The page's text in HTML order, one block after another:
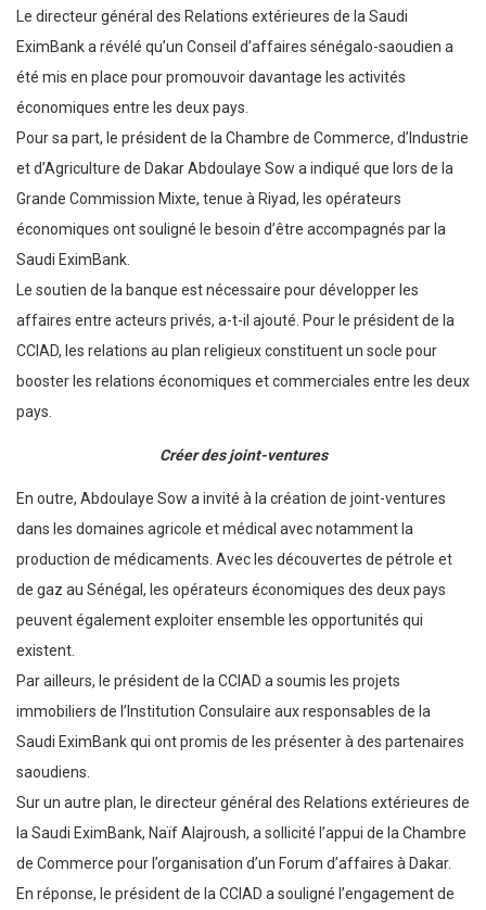
Le directeur général des Relations extérieures de la Saudi
EximBank a révélé qu’un Conseil d’affaires sénégalo-saoudien a
été mis en place pour promouvoir davantage les activités
économiques entre les deux pays.
Pour sa part, le président de la Chambre de Commerce, d’Industrie
et d’Agriculture de Dakar Abdoulaye Sow a indiqué que lors de la
Grande Commission Mixte, tenue à Riyad, les opérateurs
économiques ont souligné le besoin d’être accompagnés par la
Saudi EximBank.
Le soutien de la banque est nécessaire pour développer les
affaires entre acteurs privés, a-t-il ajouté. Pour le président de la
CCIAD, les relations au plan religieux constituent un socle pour
booster les relations économiques et commerciales entre les deux
pays.
Créer des joint-ventures
En outre, Abdoulaye Sow a invité à la création de joint-ventures
dans les domaines agricole et médical avec notamment la
production de médicaments. Avec les découvertes de pétrole et
de gaz au Sénégal, les opérateurs économiques des deux pays
peuvent également exploiter ensemble les opportunités qui
existent.
Par ailleurs, le président de la CCIAD a soumis les projets
immobiliers de l’Institution Consulaire aux responsables de la
Saudi EximBank qui ont promis de les présenter à des partenaires
saoudiens.
Sur un autre plan, le directeur général des Relations extérieures de
la Saudi EximBank, Naïf Alajroush, a sollicité l’appui de la Chambre
de Commerce pour l’organisation d’un Forum d’affaires à Dakar.
En réponse, le président de la CCIAD a souligné l’engagement de